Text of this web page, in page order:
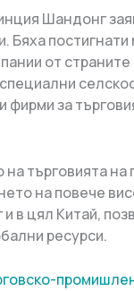
Шандонг
Бяха
от
фирми за
търговията
на повече
в цял Китай,
ресурси.